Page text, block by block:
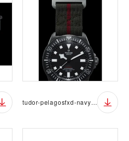
tudor-pelagosfxd-navy-08